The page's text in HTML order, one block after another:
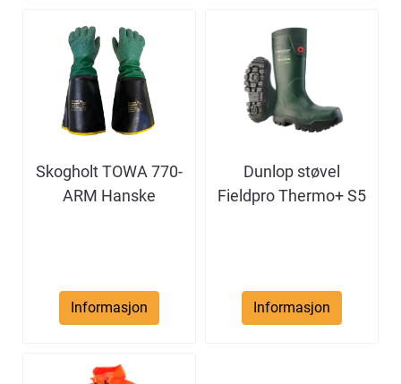
Skogholt TOWA 770-
ARM Hanske
Informasjon
Dunlop støvel
Fieldpro Thermo+ S5
Informasjon